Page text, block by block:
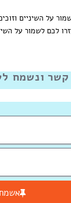
על השיניים
לכם לשמור על
קשר ונשמח